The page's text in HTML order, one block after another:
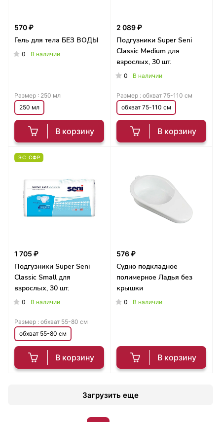
570 ₽
Гель для тела БЕЗ ВОДЫ
0 В наличии
В корзину
Размер : 250 мл
250 мл
2 089 ₽
Подгузники Super Seni
Classic Medium для
взрослых, 30 шт.
0 В наличии
В корзину
Размер : обхват 75-110 см
обхват 75-110 см
ЭС СФР
1 705 ₽
Подгузники Super Seni
Classic Small для
взрослых, 30 шт.
0 В наличии
В корзину
Размер : обхват 55-80 см
обхват 55-80 см
576 ₽
Судно подкладное
полимерное Ладья без
крышки
0 В наличии
В корзину
Загрузить еще